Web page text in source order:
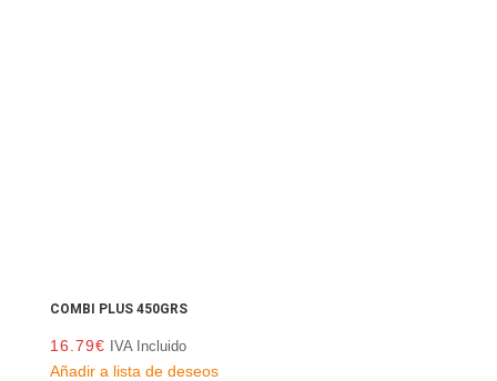
COMBI PLUS 450GRS
16.79€ IVA Incluido
Añadir a lista de deseos